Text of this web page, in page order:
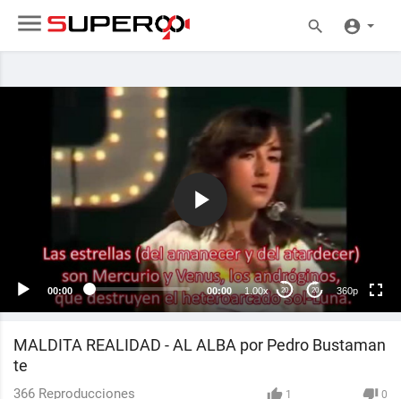
00:00 00:00 1.00x 20 20 360p
auto
MALDITA REALIDAD - AL ALBA por Pedro Bustaman
te
1 0
366 Reproducciones